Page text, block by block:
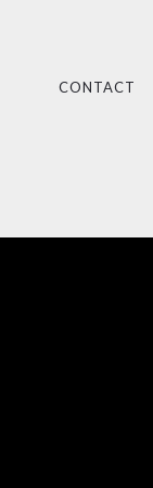
CONTACT